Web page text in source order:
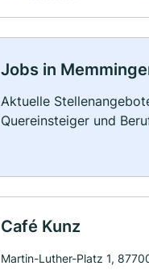
Jobs in
Aktuelle
Quereinsteiger und
Café Kunz
Martin-Luther-Platz 1,